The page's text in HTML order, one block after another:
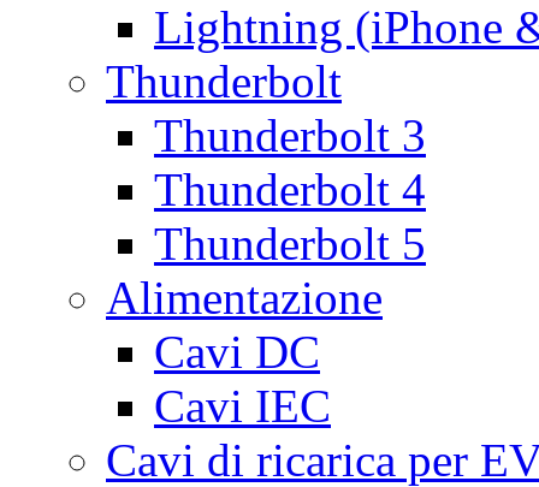
Lightning (iPhone
Thunderbolt
Thunderbolt 3
Thunderbolt 4
Thunderbolt 5
Alimentazione
Cavi DC
Cavi IEC
Cavi di ricarica per